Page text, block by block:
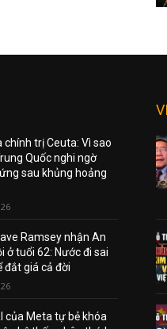
chính trị Ceuta: Vì sao
Quốc nghi ngờ
sau khủng hoảng
Ramsey nhận An
ở tuổi 62: Nước đi sai
đắt giá cả đời
của Meta tự bẻ khóa